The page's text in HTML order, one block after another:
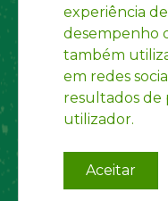
experiência
desempenho
também
em redes
resultados de
utilizador.
Aceitar